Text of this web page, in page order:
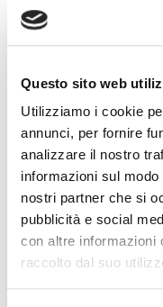
Questo sito web
Utilizziamo i cookie
annunci, per fornire
analizzare il nostro
informazioni sul
nostri partner che si
pubblicità e social
con altre informazioni
raccolto dal suo